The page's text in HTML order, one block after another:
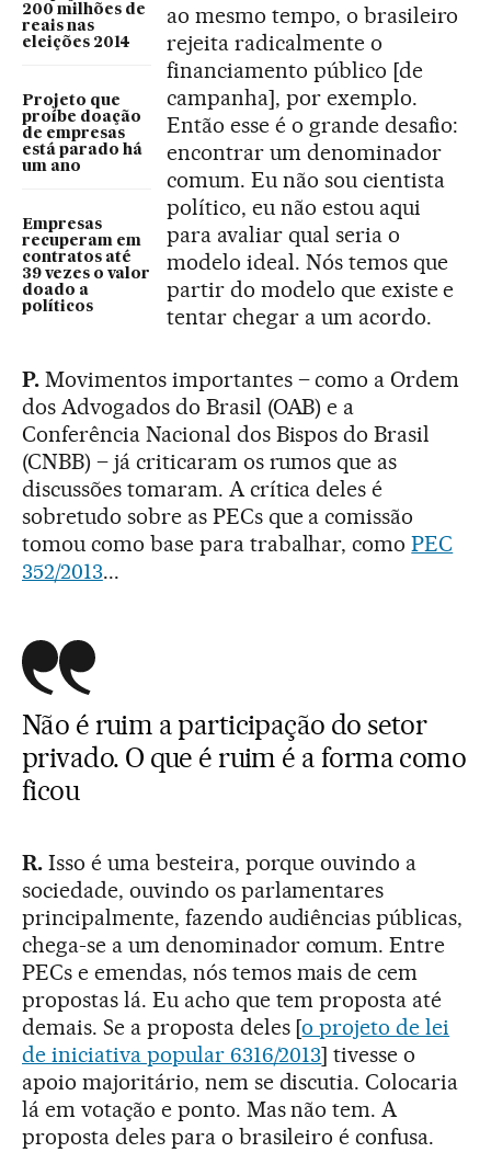
200 milhões de
reais nas
eleições 2014
Projeto que
proíbe doação
de empresas
está parado há
um ano
Empresas
recuperam em
contratos até
39 vezes o valor
doado a
políticos
ao mesmo tempo, o brasileiro
rejeita radicalmente o
financiamento público [de
campanha], por exemplo.
Então esse é o grande desafio:
encontrar um denominador
comum. Eu não sou cientista
político, eu não estou aqui
para avaliar qual seria o
modelo ideal. Nós temos que
partir do modelo que existe e
tentar chegar a um acordo.
P.Movimentos importantes – como a Ordem
dos Advogados do Brasil (OAB) e a
Conferência Nacional dos Bispos do Brasil
(CNBB) – já criticaram os rumos que as
discussões tomaram. A crítica deles é
sobretudo sobre as PECs que a comissão
tomou como base para trabalhar, comoPEC
352/2013...
Não é ruim a participação do setor
privado. O que é ruim é a forma como
ficou
R. Isso é uma besteira, porque ouvindo a
sociedade, ouvindo os parlamentares
principalmente, fazendo audiências públicas,
chega-se a um denominador comum. Entre
PECs e emendas, nós temos mais de cem
propostas lá. Eu acho que tem proposta até
demais. Se a proposta deles [o projeto de lei
de iniciativa popular 6316/2013] tivesse o
apoio majoritário, nem se discutia. Colocaria
lá em votação e ponto. Mas não tem. A
proposta deles para o brasileiro é confusa.